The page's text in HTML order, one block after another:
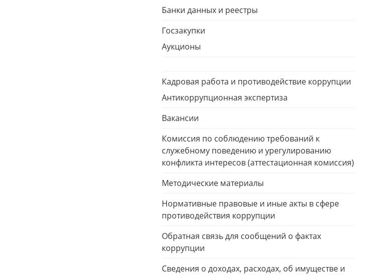
Банки данных и реестры
Госзакупки
Аукционы
Кадровая работа и противодействие коррупции
Антикоррупционная экспертиза
Вакансии
Комиссия по соблюдению требований к
служебному поведению и урегулированию
конфликта интересов (аттестационная комиссия)
Методические материалы
Нормативные правовые и иные акты в сфере
противодействия коррупции
Обратная связь для сообщений о фактах
коррупции
Сведения о доходах, расходах, об имуществе и